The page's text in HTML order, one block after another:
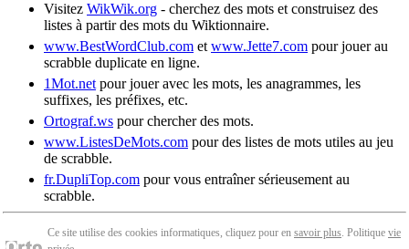
Visitez WikWik.org - cherchez des mots et construisez des
listes à partir des mots du Wiktionnaire.
www.BestWordClub.com et www.Jette7.com pour jouer au
scrabble duplicate en ligne.
1Mot.net pour jouer avec les mots, les anagrammes, les
suffixes, les préfixes, etc.
Ortograf.ws pour chercher des mots.
www.ListesDeMots.com pour des listes de mots utiles au jeu
de scrabble.
fr.DupliTop.com pour vous entraîner sérieusement au
scrabble.
Ce site utilise des cookies informatiques, cliquez pour en savoir plus. Politique vie